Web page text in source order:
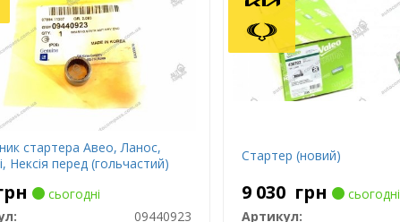
стартера Авео, Ланос,
Нексія перед (гольчастий)
сьогодні
09440923
Стартер (новий)
9 030 грн
сьогодні
Артикул: